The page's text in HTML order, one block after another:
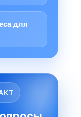
для